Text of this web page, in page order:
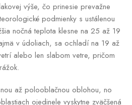
výše, čo prinesie prevažne
podmienky s ustálenou
nočná teplota klesne na 25 až 19
v údoliach, sa ochladí na 19 až
alebo len slabom vetre, pričom
až polooblačnou oblohou, no
ojedinele vyskytne zväčšená